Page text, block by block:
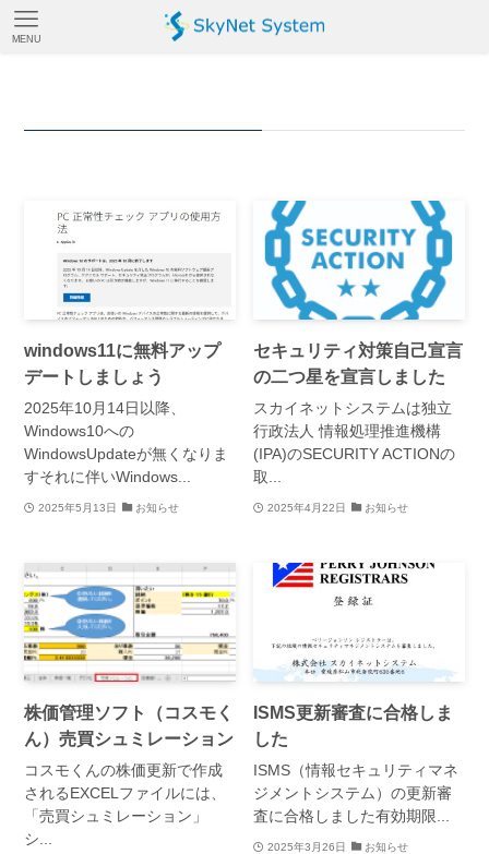
MENU
windows11に無料アップ
デートしましょう
2025年10月14日以降、
Windows10への
WindowsUpdateが無くなりま
すそれに伴いWindows...
2025年5月13日 お知らせ
セキュリティ対策自己宣言
の二つ星を宣言しました
スカイネットシステムは独立
行政法人 情報処理推進機構
(IPA)のSECURITY ACTIONの
取...
2025年4月22日 お知らせ
株価管理ソフト（コスモく
ん）売買シュミレーション
コスモくんの株価更新で作成
されるEXCELファイルには、
「売買シュミレーション」
シ...
ISMS更新審査に合格しま
した
ISMS（情報セキュリティマネ
ジメントシステム）の更新審
査に合格しました有効期限...
2025年3月26日 お知らせ